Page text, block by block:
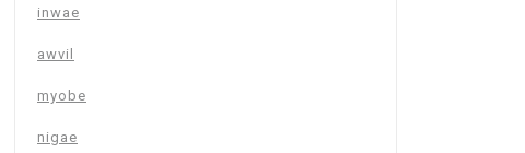
inwae
awvil
myobe
nigae